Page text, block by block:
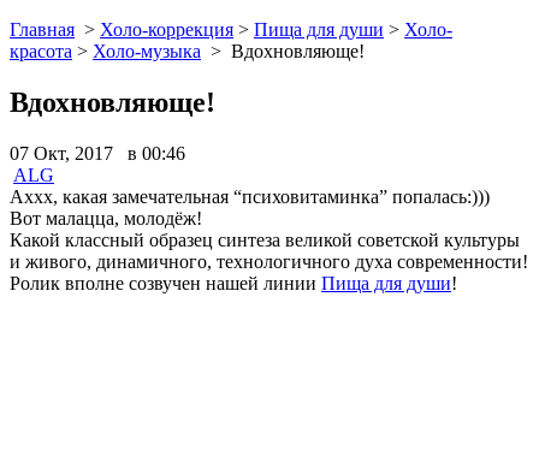
Главная > Холо-коррекция > Пища для души > Холо-
красота > Холо-музыка > Вдохновляюще!
Вдохновляюще!
07 Окт, 2017 в 00:46
ALG
Аххх, какая замечательная “психовитаминка” попалась:)))
Вот малацца, молодёж!
Какой классный образец синтеза великой советской культуры
и живого, динамичного, технологичного духа современности!
Ролик вполне созвучен нашей линии Пища для души!